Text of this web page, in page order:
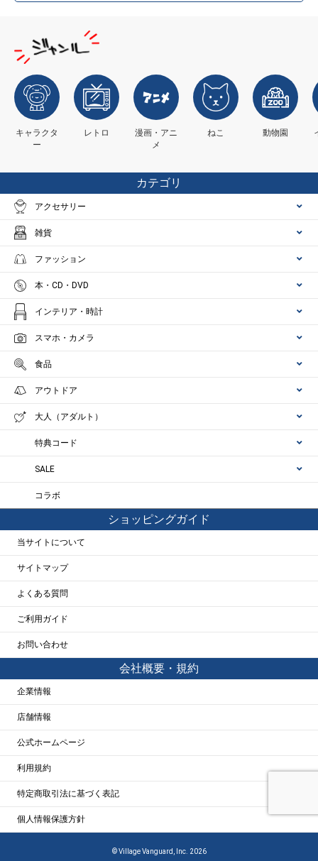
キャラクタ
ー
レトロ
漫画・アニ
メ
ねこ 動物園
カテゴリ
アクセサリー
雑貨
ファッション
本・CD・DVD
インテリア・時計
スマホ・カメラ
食品
アウトドア
大人（アダルト）
特典コード
SALE
コラボ
ショッピングガイド
当サイトについて
サイトマップ
よくある質問
ご利用ガイド
お問い合わせ
会社概要・規約
企業情報
店舗情報
公式ホームページ
利用規約
特定商取引法に基づく表記
個人情報保護方針
© Village Vanguard, Inc. 2026